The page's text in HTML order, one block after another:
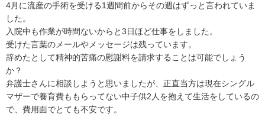
4月に流産の手術を受ける1週間前からその週はずっと言われていま
した。
入院中も作業が時間ないからと3日ほど仕事をしました。
受けた言葉のメールやメッセージは残っています。
辞めたとして精神的苦痛の慰謝料を請求することは可能でしょう
か？
弁護士さんに相談しようと思いましたが、正直当方は現在シングル
マザーで養育費ももらってない中子供2人を抱えて生活をしているの
で、費用面でとても不安です。